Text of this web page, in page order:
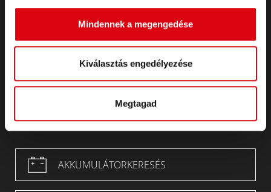
Mindennek a megengedése
Kiválasztás engedélyezése
Megtagad
Adatvédelmi nyilatkozat
REACH Rendeletre
RoHS-Directive
Megfelelés
CAProp65_Declaration
AKKUMULÁTORKERESÉS